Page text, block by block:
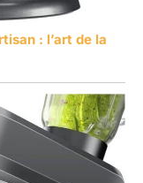
: l’art de la